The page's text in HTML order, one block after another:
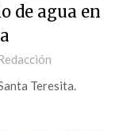
de agua en
Teresita.